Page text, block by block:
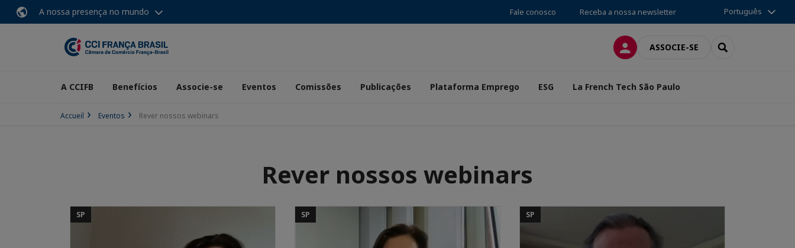
A nossa presença no mundo Fale conosco Receba a nossa newsletter Português
CONEXÃOASSOCIE-SE SEARCH
A CCIFB Benefícios Associe-se Eventos Comissões Publicações Plataforma Emprego ESG La French Tech São Paulo
Accueil Eventos Rever nossos webinars
Rever nossos webinars
SP SP SP